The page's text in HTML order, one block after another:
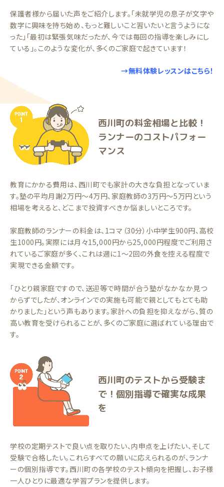
保護者様から届いた声をご紹介します。「未就学児の息子が文字や
数字に興味を持ち始め、もっと難しいこと習いたいと言うようにな
った」「最初は緊張気味だったが、今では毎回の指導を楽しみにし
ている」。このような変化が、多くのご家庭で起きています！
→無料体験レッスンはこちら！
西川町の料金相場と比較！
ランナーのコストパフォー
マンス
教育にかかる費用は、西川町でも家計の大きな負担となっていま
す。塾の平均月謝2万円〜4万円、家庭教師の3万円〜5万円という
相場を考えると、どこまで投資すべきか悩ましいところです。
家庭教師のランナーの料金は、1コマ（30分）小中学生900円、高校
生1000円。実際には月々15,000円から25,000円程度でご利用さ
れているご家庭が多く、これは週に1〜2回の外食を控える程度で
実現できる金額です。
「ひとり親家庭ですので、送迎等で時間が合う塾がなかなか見つ
からずでしたが、オンラインでの実施も可能で親としてもとても助
かりました」という声もあります。家計への負担を抑えながら、質の
高い教育を受けられることが、多くのご家庭に選ばれている理由で
す。
西川町のテストから受験ま
で！個別指導で確実な成果
を
学校の定期テストで良い点を取りたい、内申点を上げたい、そして
受験で合格したい。これらすべての願いに応えられるのが、ランナ
ーの個別指導です。西川町の各学校のテスト傾向を把握し、お子様
一人ひとりに最適な学習プランを提供します。